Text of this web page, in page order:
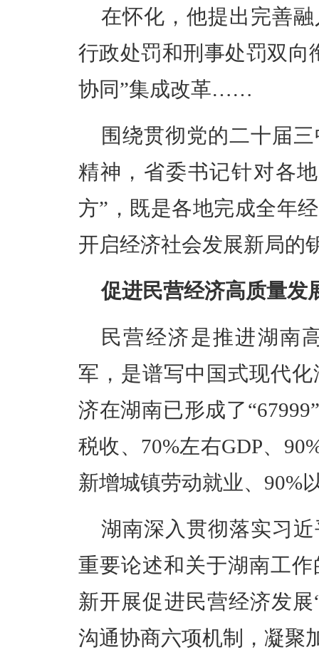
在怀化，他提出完善
行政处罚和刑事处罚双向
协同”集成改革……
围绕贯彻党的二十届
精神，省委书记针对各
方”，既是各地完成全年
开启经济社会发展新局的
促进民营经济高质量发
民营经济是推进湖南
军，是谱写中国式现代
济在湖南已形成了
税收、70%左右GDP、
新增城镇劳动就业、90%
湖南深入贯彻落实习
重要论述和关于湖南工
新开展促进民营经济发
沟通协商六项机制，凝聚